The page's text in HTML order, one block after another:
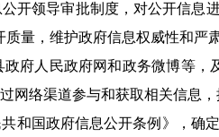
开领导审批制度，对公开信
量，维护政府信息权威性和严肃
府人民政府网和政务微博等
络渠道参与和获取相关信息，
和国政府信息公开条例》，确